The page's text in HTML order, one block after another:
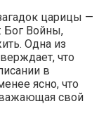
царицы —
Бог Войны,
Одна из
что
в
ясно, что
свой